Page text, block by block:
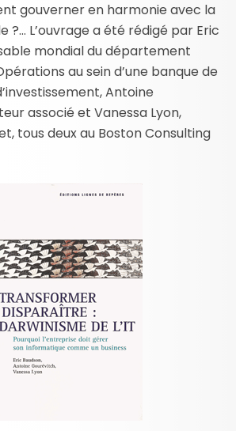
gouverner en harmonie avec la
?… L’ouvrage a été rédigé par Eric
mondial du département
au sein d’une banque de
Antoine
associé et Vanessa Lyon,
tous deux au Boston Consulting